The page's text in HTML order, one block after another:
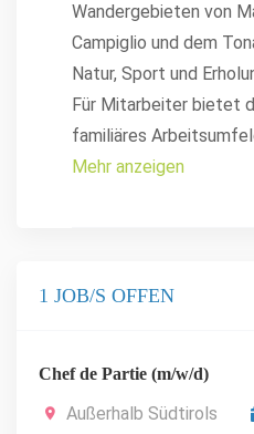
Wandergebieten von
Campiglio und dem
Natur, Sport und
Für Mitarbeiter bietet
familiäres
Mehr anzeigen
1 JOB/S OFFEN
Chef de Partie (m/w/d)
Außerhalb Südtirols